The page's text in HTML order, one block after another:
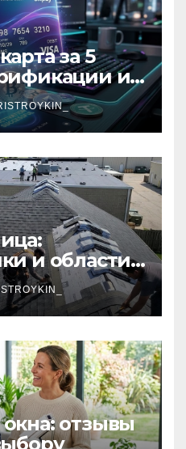
за 5
и
в
и области
отзывы